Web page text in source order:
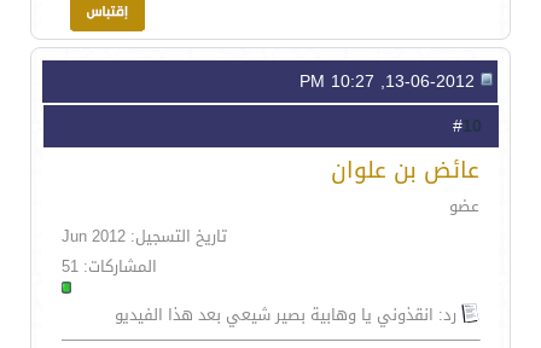
10
عائض بن علوان
عضو
تاريخ التسجيل: Jun 2012
المشاركات: 51
رد: انقذوني يا وهابية بصير شيعي بعد هذا الفيديو